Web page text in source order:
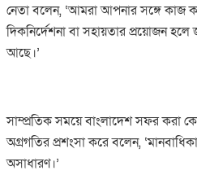
নেতা বলেন, ‘আমরা আপনার সঙ্গে কাজ
দিকনির্দেশনা বা সহায়তার প্রয়োজন
আছে।’
সাম্প্রতিক সময়ে বাংলাদেশ সফর করা
অগ্রগতির প্রশংসা করে বলেন,
অসাধারণ।’